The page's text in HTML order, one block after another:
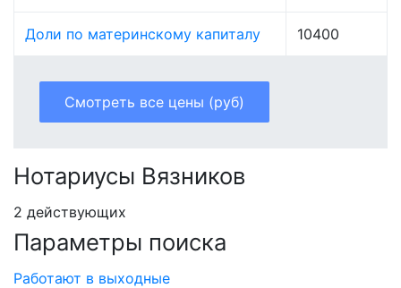
Доли по материнскому капиталу 10400
Смотреть все цены (руб)
Нотариусы Вязников
2 действующих
Параметры поиска
Работают в выходные